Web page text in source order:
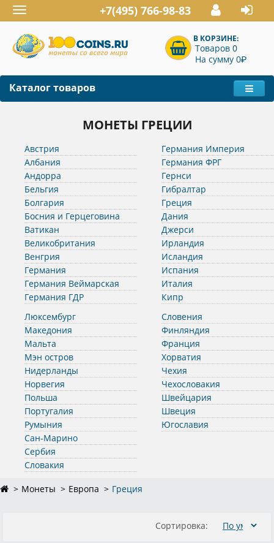
Toggle
navigation
+7(495) 766-98-83
В КОРЗИНЕ:
Товаров 0
На сумму 0P
Каталог товаров
МОНЕТЫ ГРЕЦИИ
Австрия
Албания
Андорра
Бельгия
Болгария
Босния и Герцеговина
Ватикан
Великобритания
Венгрия
Германия
Германия Веймарская
Германия ГДР
Германия Империя
Германия ФРГ
Гернси
Гибралтар
Греция
Дания
Джерси
Ирландия
Исландия
Испания
Италия
Кипр
Люксембург
Македония
Мальта
Мэн остров
Нидерланды
Норвегия
Польша
Португалия
Румыния
Сан-Марино
Сербия
Словакия
Словения
Финляндия
Франция
Хорватия
Чехия
Чехословакия
Швейцария
Швеция
Югославия
Монеты Европа Греция
Сортировка: